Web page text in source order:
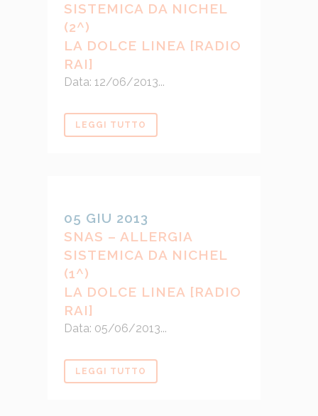
SISTEMICA DA NICHEL
(2^)
LA DOLCE LINEA [RADIO
RAI]
Data: 12/06/2013...
LEGGI TUTTO
05 GIU 2013
SNAS – ALLERGIA
SISTEMICA DA NICHEL
(1^)
LA DOLCE LINEA [RADIO
RAI]
Data: 05/06/2013...
LEGGI TUTTO